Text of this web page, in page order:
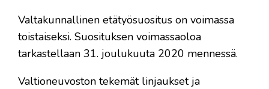
Valtakunnallinen etätyösuositus on voimassa
toistaiseksi. Suosituksen voimassaoloa
tarkastellaan 31. joulukuuta 2020 mennessä.
Valtioneuvoston tekemät linjaukset ja